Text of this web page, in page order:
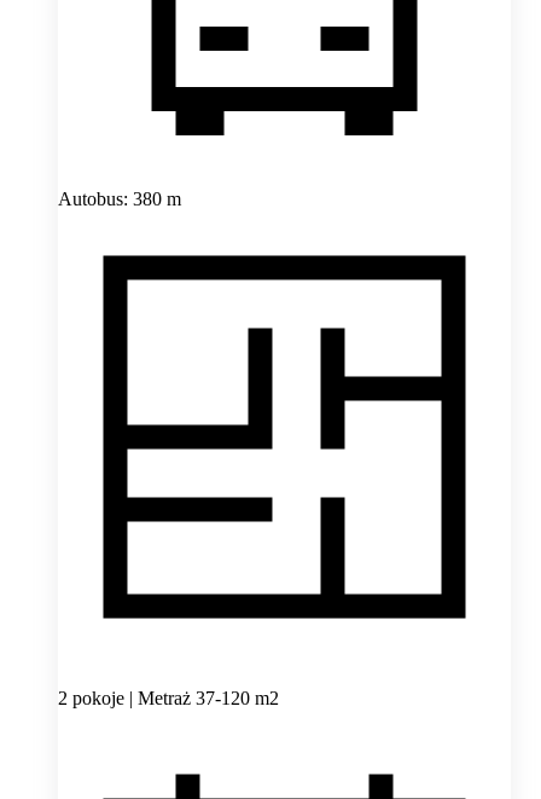
Autobus: 380 m
2 pokoje | Metraż 37-120 m2